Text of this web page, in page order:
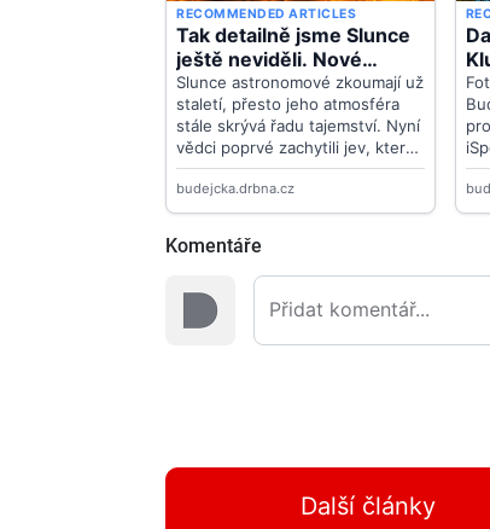
Komentáře
Další články